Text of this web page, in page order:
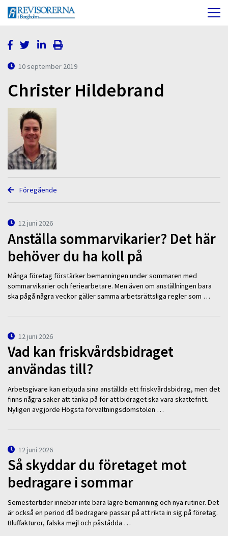
10 september 2019
Christer Hildebrand
Föregående
12 juni 2026
Anställa sommarvikarier? Det här
behöver du ha koll på
Många företag förstärker bemanningen under sommaren med
sommarvikarier och feriearbetare. Men även om anställningen bara
ska pågå några veckor gäller samma arbetsrättsliga regler som …
12 juni 2026
Vad kan friskvårdsbidraget
användas till?
Arbetsgivare kan erbjuda sina anställda ett friskvårdsbidrag, men det
finns några saker att tänka på för att bidraget ska vara skattefritt.
Nyligen avgjorde Högsta förvaltningsdomstolen …
12 juni 2026
Så skyddar du företaget mot
bedragare i sommar
Semestertider innebär inte bara lägre bemanning och nya rutiner. Det
är också en period då bedragare passar på att rikta in sig på företag.
Bluffakturor, falska mejl och påstådda …